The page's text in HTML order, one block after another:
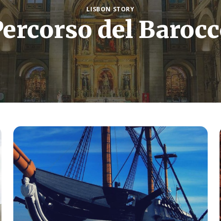
LISBON STORY
del